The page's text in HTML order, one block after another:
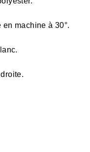
en machine à 30°.